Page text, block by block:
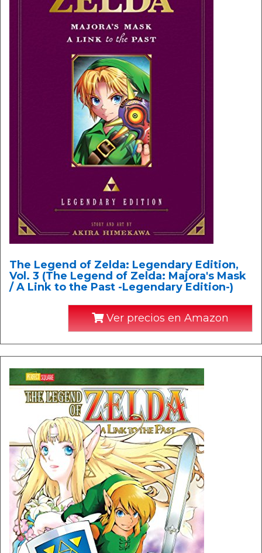
The Legend of Zelda: Legendary Edition,
Vol. 3 (The Legend of Zelda: Majora's Mask
/ A Link to the Past -Legendary Edition-)
Ver precios en Amazon